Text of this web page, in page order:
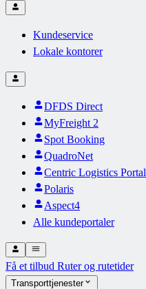
Kundeservice
Lokale kontorer
DFDS Direct
MyFreight 2
Spot Booking
QuadroNet
Centric Logistics Portal
Polaris
Aspect4
Alle kundeportaler
Få et tilbud Ruter og rutetider
Transporttjenester